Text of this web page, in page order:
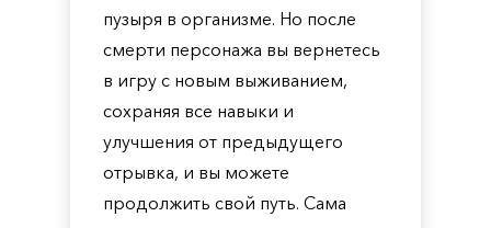
пузыря в организме. Но после
смерти персонажа вы вернетесь
в игру с новым выживанием,
сохраняя все навыки и
улучшения от предыдущего
отрывка, и вы можете
продолжить свой путь. Сама